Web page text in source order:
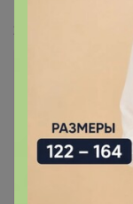
24-ok.ru/catalog/
12 4 22